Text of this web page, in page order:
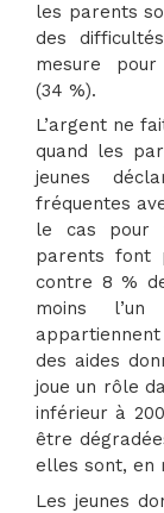
les parents
des
mesure
(34 %).
L’argent ne
quand les
jeunes
fréquentes
le cas pour
parents font
contre 8 %
moins
des aides
joue un rôle
inférieur à
être
elles sont, en
Les jeunes